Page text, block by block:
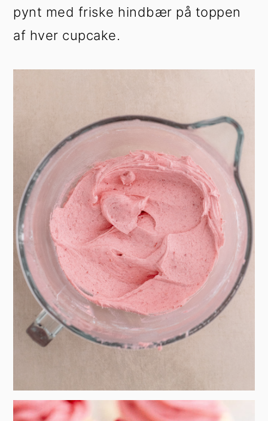
pynt med friske hindbær på toppen
af hver cupcake.